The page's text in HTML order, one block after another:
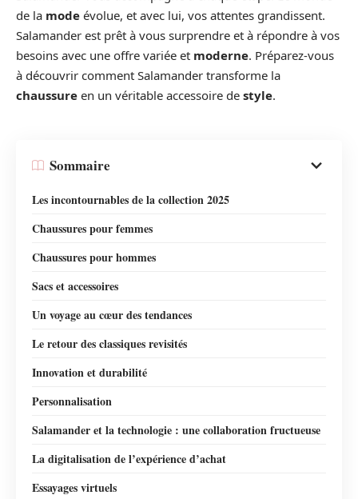
de la mode évolue, et avec lui, vos attentes grandissent.
Salamander est prêt à vous surprendre et à répondre à vos
besoins avec une offre variée et moderne. Préparez-vous
à découvrir comment Salamander transforme la
chaussure en un véritable accessoire de style.
Sommaire
Les incontournables de la collection 2025
Chaussures pour femmes
Chaussures pour hommes
Sacs et accessoires
Un voyage au cœur des tendances
Le retour des classiques revisités
Innovation et durabilité
Personnalisation
Salamander et la technologie : une collaboration fructueuse
La digitalisation de l’expérience d’achat
Essayages virtuels